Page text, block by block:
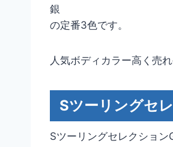
銀
の定番3色です。
人気ボディカラー高く売
Sツーリングセ
Sツーリングセレクション